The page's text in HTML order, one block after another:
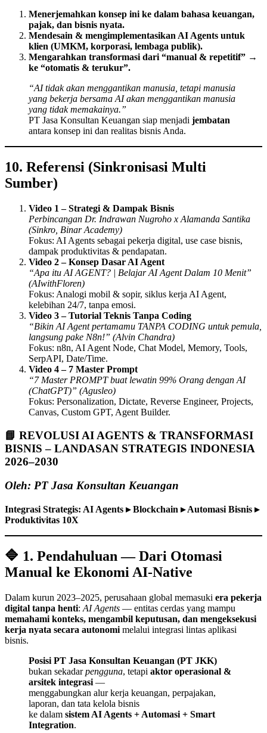
Menerjemahkan konsep ini ke dalam bahasa keuangan,
pajak, dan bisnis nyata.
Mendesain & mengimplementasikan AI Agents untuk
klien (UMKM, korporasi, lembaga publik).
Mengarahkan transformasi dari “manual & repetitif” →
ke “otomatis & terukur”.
“AI tidak akan menggantikan manusia, tetapi manusia
yang bekerja bersama AI akan menggantikan manusia
yang tidak memakainya.”
PT Jasa Konsultan Keuangan siap menjadi jembatan
antara konsep ini dan realitas bisnis Anda.
10. Referensi (Sinkronisasi Multi
Sumber)
Video 1 – Strategi & Dampak Bisnis
Perbincangan Dr. Indrawan Nugroho x Alamanda Santika
(Sinkro, Binar Academy)
Fokus: AI Agents sebagai pekerja digital, use case bisnis,
dampak produktivitas & pendapatan.
Video 2 – Konsep Dasar AI Agent
“Apa itu AI AGENT? | Belajar AI Agent Dalam 10 Menit”
(AIwithFloren)
Fokus: Analogi mobil & sopir, siklus kerja AI Agent,
kelebihan 24/7, tanpa emosi.
Video 3 – Tutorial Teknis Tanpa Coding
“Bikin AI Agent pertamamu TANPA CODING untuk pemula,
langsung pake N8n!” (Alvin Chandra)
Fokus: n8n, AI Agent Node, Chat Model, Memory, Tools,
SerpAPI, Date/Time.
Video 4 – 7 Master Prompt
“7 Master PROMPT buat lewatin 99% Orang dengan AI
(ChatGPT)” (Agusleo)
Fokus: Personalization, Dictate, Reverse Engineer, Projects,
Canvas, Custom GPT, Agent Builder.
📘 REVOLUSI AI AGENTS & TRANSFORMASI
BISNIS – LANDASAN STRATEGIS INDONESIA
2026–2030
Oleh: PT Jasa Konsultan Keuangan
Integrasi Strategis: AI Agents ▸ Blockchain ▸ Automasi Bisnis ▸
Produktivitas 10X
🔷 1. Pendahuluan — Dari Otomasi
Manual ke Ekonomi AI-Native
Dalam kurun 2023–2025, perusahaan global memasuki era pekerja
digital tanpa henti: AI Agents — entitas cerdas yang mampu
memahami konteks, mengambil keputusan, dan mengeksekusi
kerja nyata secara autonomi melalui integrasi lintas aplikasi
bisnis.
Posisi PT Jasa Konsultan Keuangan (PT JKK)
bukan sekadarpengguna, tetapi aktor operasional &
arsitek integrasi —
menggabungkan alur kerja keuangan, perpajakan,
laporan, dan tata kelola bisnis
ke dalam sistem AI Agents + Automasi + Smart
Integration.